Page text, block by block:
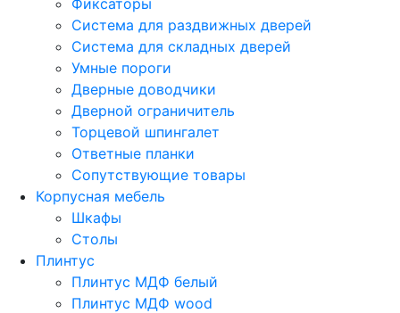
Система для раздвижных дверей
Система для складных дверей
Умные пороги
Дверные доводчики
Дверной ограничитель
Торцевой шпингалет
Ответные планки
Сопутствующие товары
Корпусная мебель
Шкафы
Столы
Плинтус
Плинтус МДФ белый
Плинтус МДФ wood